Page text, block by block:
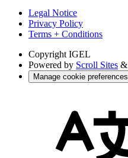
Legal Notice
Privacy Policy
Terms + Conditions
Copyright IGEL
Powered by Scroll Sites &
Manage cookie preferences